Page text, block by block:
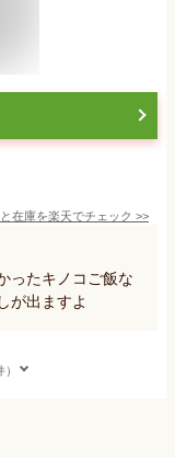
在庫を楽天でチェック >>
ったキノコご飯な
が出ますよ